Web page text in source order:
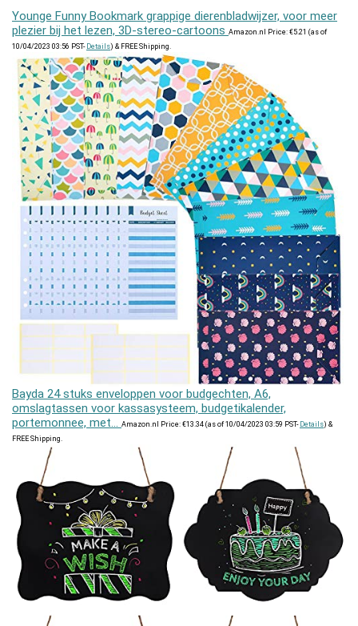
Younge Funny Bookmark grappige dierenbladwijzer, voor meer
plezier bij het lezen, 3D-stereo-cartoons Amazon.nl Price: €5.21 (as of
10/04/2023 03:56 PST- Details) & FREE Shipping.
Bayda 24 stuks enveloppen voor budgechten, A6,
omslagtassen voor kassasysteem, budgetikalender,
portemonnee, met… Amazon.nl Price: €13.34 (as of 10/04/2023 03:59 PST- Details) &
FREE Shipping.